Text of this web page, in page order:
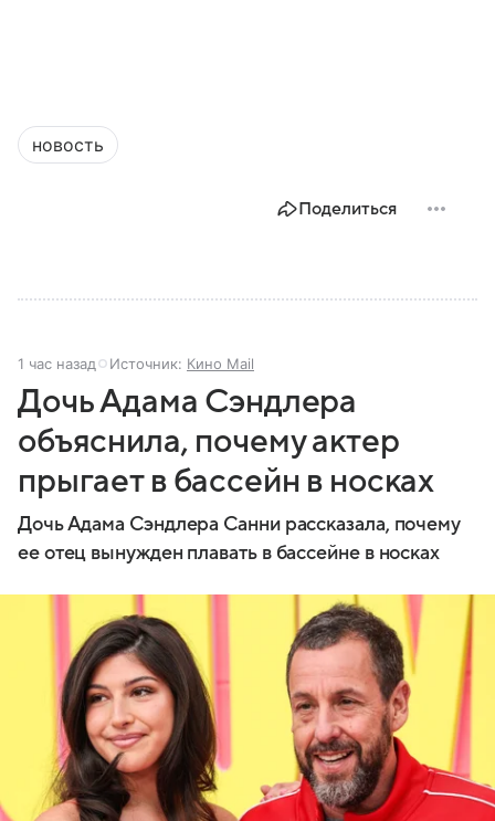
новость
Поделиться
1 час назад Источник: Кино Mail
Дочь Адама Сэндлера
объяснила, почему актер
прыгает в бассейн в носках
Дочь Адама Сэндлера Санни рассказала, почему
ее отец вынужден плавать в бассейне в носках